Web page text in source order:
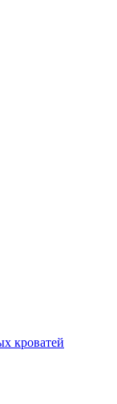
кроватей